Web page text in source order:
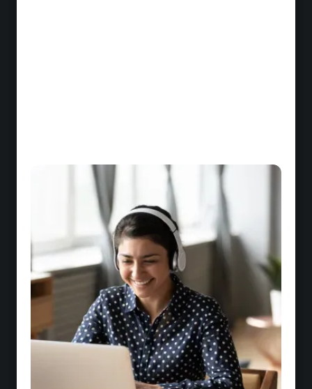
Production de contenus internalisée : fini la
dépendance !
Réduisez drastiquement les coûts liés aux
prestataires en transformant vos experts
internes en créateurs de contenus
pédagogiques. Votre savoir-faire devient une
ressource renouvelable.
Déploiement massif, coûts maîtrisés
Diffusez vos formations à grande échelle, sans
multiplier vos coûts logistiques. Dites adieu aux
frais cachés : avec Beedeez, déployer une
formation pour 10 ou 10 000 collaborateurs